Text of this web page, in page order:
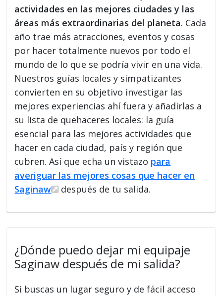
actividades en las mejores ciudades y las
áreas más extraordinarias del planeta. Cada
año trae más atracciones, eventos y cosas
por hacer totalmente nuevos por todo el
mundo de lo que se podría vivir en una vida.
Nuestros guías locales y simpatizantes
convierten en su objetivo investigar las
mejores experiencias ahí fuera y añadirlas a
su lista de quehaceres locales: la guía
esencial para las mejores actividades que
hacer en cada ciudad, país y región que
cubren. Así que echa un vistazo para
averiguar las mejores cosas que hacer en
Saginaw
después de tu salida.
¿Dónde puedo dejar mi equipaje
Saginaw después de mi salida?
Si buscas un lugar seguro y de fácil acceso